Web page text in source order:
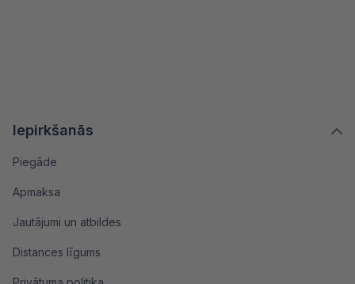
Iepirkšanās
Piegāde
Apmaksa
Jautājumi un atbildes
Distances līgums